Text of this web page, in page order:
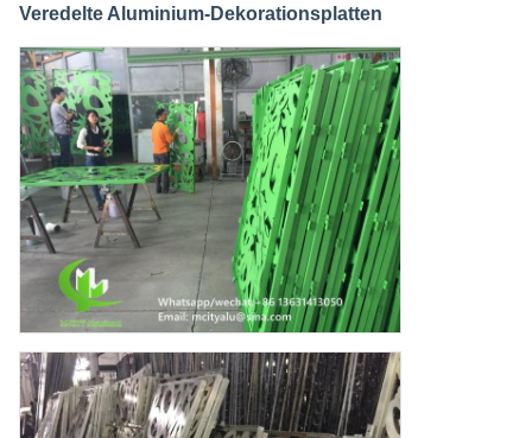
Veredelte Aluminium-Dekorationsplatten